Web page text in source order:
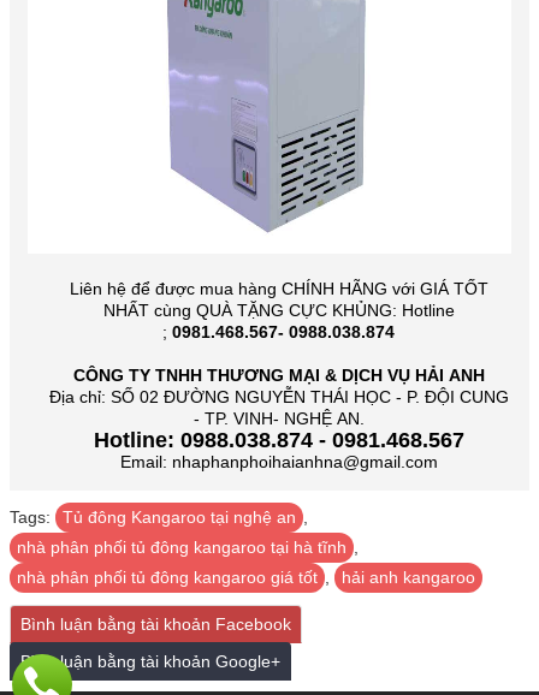
Liên hệ để được mua hàng CHÍNH HÃNG với GIÁ TỐT
NHẤT cùng QUÀ TẶNG CỰC KHỦNG: Hotline
; 0981.468.567- 0988.038.874
CÔNG TY TNHH THƯƠNG MẠI & DỊCH VỤ HẢI ANH
Địa chỉ: SỐ 02 ĐƯỜNG NGUYỄN THÁI HỌC - P. ĐỘI CUNG
- TP. VINH- NGHỆ AN.
Hotline: 0988.038.874 - 0981.468.567
Email: nhaphanphoihaianhna@gmail.com
Tags: Tủ đông Kangaroo tại nghệ an
nhà phân phối tủ đông kangaroo tại hà tĩnh
nhà phân phối tủ đông kangaroo giá tốt
hải anh kangaroo
Bình luận bằng tài khoản Facebook
Bình luận bằng tài khoản Google+